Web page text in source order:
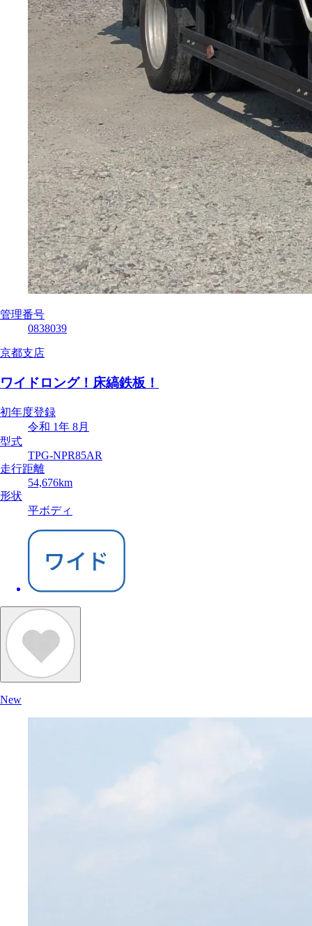
管理番号
0838039
京都支店
ワイドロング！床縞鉄板！
初年度登録
令和 1年 8月
型式
TPG-NPR85AR
走行距離
54,676km
形状
平ボディ
New